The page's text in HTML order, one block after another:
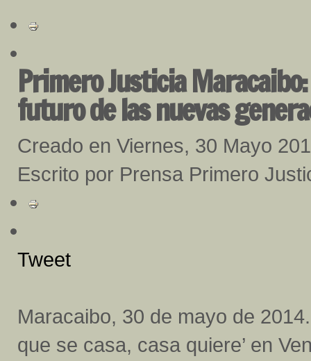
Primero Justicia
futuro de las nuevas
Creado en Viernes, 30 Mayo
Escrito por Prensa Primero
Tweet
Maracaibo, 30 de mayo de
que se casa, casa quiere’ en